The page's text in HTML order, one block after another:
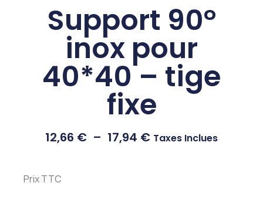
Support 90°
inox pour
40*40 – tige
fixe
12,66 € – 17,94 € Taxes Inclues
Prix TTC